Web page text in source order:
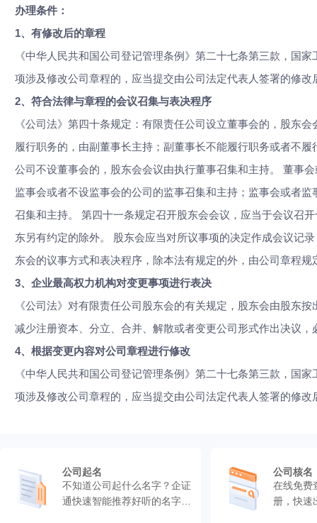
办理条件：
1、 有修改后的章程
《中华人民共和国公司登记管理条例》第二十七条第三款，国
项涉及修改公司章程的，应当提交由公司法定代表人签署的修
2、 符合法律与章程的会议召集与表决程序
《公司法》第四十条规定：有限责任公司设立董事会的，股东
履行职务的，由副董事长主持；副董事长不能履行职务或者不
公司不设董事会的，股东会会议由执行董事召集和主持。 董事
监事会或者不设监事会的公司的监事召集和主持；监事会或者
召集和主持。 第四十一条规定召开股东会会议，应当于会议召
东另有约定的除外。 股东会应当对所议事项的决定作成会议记
东会的议事方式和表决程序，除本法有规定的外，由公司章程规
3、 企业最高权力机构对变更事项进行表决
《公司法》对有限责任公司股东会的有关规定，股东会由股东
减少注册资本、分立、合并、解散或者变更公司形式作出决议
4、 根据变更内容对公司章程进行修改
《中华人民共和国公司登记管理条例》第二十七条第三款，国
项涉及修改公司章程的，应当提交由公司法定代表人签署的修
公司起名
不知道公司起什么名字？企证
通快速智能推荐好听的名字，
公司核名
在线免费
册，快速